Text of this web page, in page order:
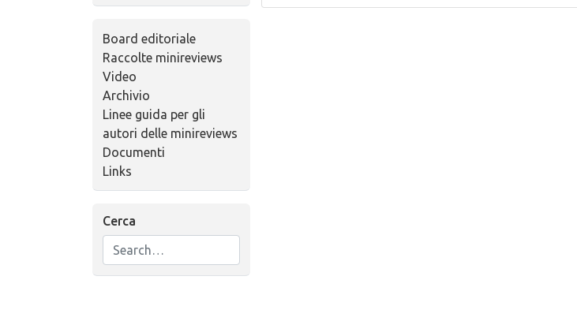
Board editoriale
Raccolte minireviews
Video
Archivio
Linee guida per gli
autori delle minireviews
Documenti
Links
Cerca